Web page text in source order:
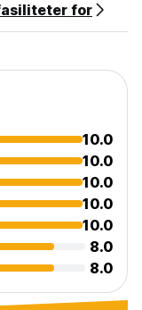
for
10.0
10.0
10.0
10.0
10.0
8.0
8.0